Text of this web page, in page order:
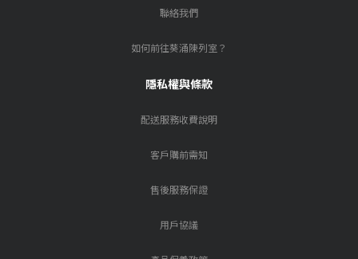
聯絡我們
如何前往葵涌陳列室？
隱私權與條款
配送服務收費說明
客戶購前需知
售後服務保證
用戶協議